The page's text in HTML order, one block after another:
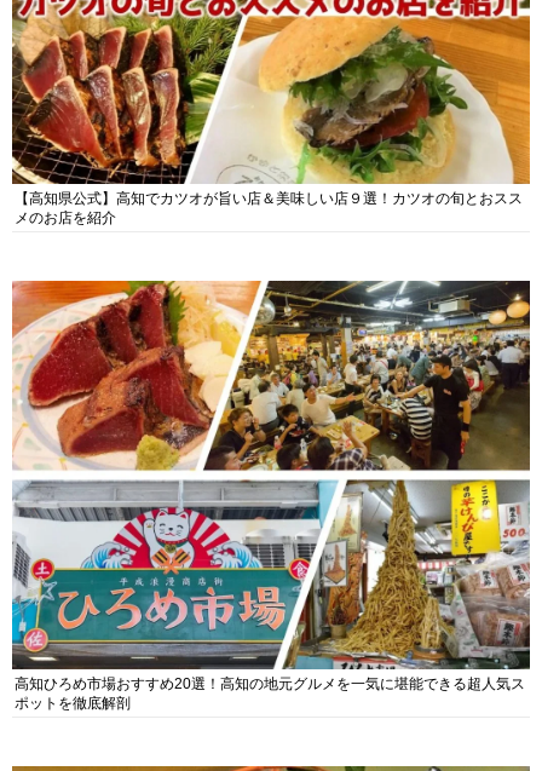
【高知県公式】高知でカツオが旨い店＆美味しい店９選！カツオの旬とおスス
メのお店を紹介
高知ひろめ市場おすすめ20選！高知の地元グルメを一気に堪能できる超人気ス
ポットを徹底解剖